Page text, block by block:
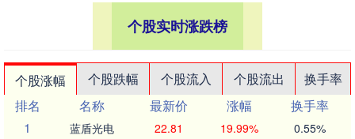
个股实时涨跌榜
个股涨幅 个股跌幅 个股流入 个股流出
换手率
排名
名称 最新价 涨幅
换手率
1
蓝盾光电 22.81 19.99% 0.55%